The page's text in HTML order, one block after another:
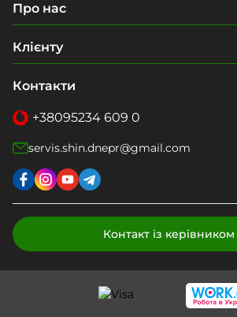
Про нас
Клієнту
Контакти
+38095234 609 0
servis.shin.dnepr@gmail.com
Контакт із керівником